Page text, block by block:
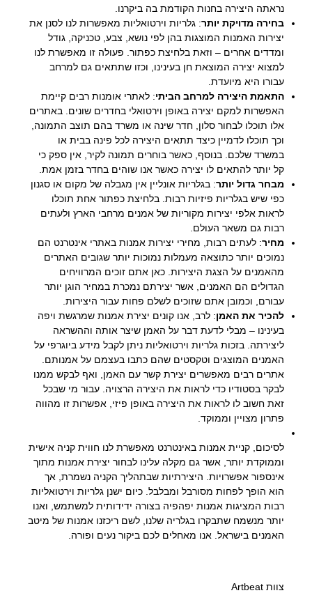
נראתה היצירה בחנות הקודמת בה ביקרנו.
בחירה מדויקת יותר: גלריות וירטואליות מאפשרות לנו לסנן את
יצירות האמנות המוצגות בהן לפי נושא, צבע, טכניקה, גודל
ומדדים אחרים – וזאת בלחיצת כפתור. פעולה זו מאפשרת לנו
למצוא יצירה המוצאת חן בעינינו, וכזו שתתאים גם למרחב
עבורו היא מיועדת.
התאמת היצירה למרחב הביתי: לאתרי אומנות רבים קיימת
האפשרות למקם יצירה באופן וירטואלי בחדרים שונים. באתרים
אלו תוכלו לבחור סלון, חדר שינה או משרד בהם תוצב התמונה,
וכך תוכלו לדמיין כיצד תתאים היצירה לכל פינה בבית או
במשרד שלכם. בנוסף, כאשר בוחרים תמונה לקיר, אין ספק כי
קל יותר להתאים לו יצירה כאשר אנו שוהים בחדר בזמן אמת.
מבחר גדול יותר: בגלריות אונליין אין מגבלה של מקום או סגנון
כפי שיש בגלריות פיזיות רבות. בלחיצת כפתור אחת תוכלו
לראות אלפי יצירות מקוריות של אמנים מרחבי הארץ ולעתים
רבות גם משאר העולם.
מחיר: לעתים רבות, מחירי יצירות אמנות באתרי אינטרנט הם
נמוכים יותר כתוצאה מעמלות נמוכות יותר שגובים האתרים
מהאמנים על הצגת היצירות. כאן אתם זוכים המרוויחים
הגדולים הם האמנים, אשר יצירתם נמכרת במחיר הוגן יותר
עבורם, וכמובן אתם שזוכים לשלם פחות עבור היצירות.
להכיר את האמן: לרב, אנו קונים יצירת אמנות שמרגשת ויפה
בעינינו – מבלי לדעת דבר על האמן שיצר אותה וההשראה
ליצירתה. בזכות גלריות וירטואליות ניתן לקבל מידע ביוגרפי על
האמנים המוצגים וטקסטים שהם כתבו בעצמם על אמנותם.
אתרים רבים מאפשרים יצירת קשר עם האמן, ואף לבקש ממנו
לבקר בסטודיו כדי לראות את היצירה הרצויה. עבור מי שבכל
זאת חשוב לו לראות את היצירה באופן פיזי, אפשרות זו מהווה
פתרון מצויין וממוקד.
לסיכום, קניית אמנות באינטרנט מאפשרת לנו חווית קניה אישית
וממוקדת יותר, אשר גם מקלה עלינו לבחור יצירת אמנות מתוך
אינספור אפשרויות. היצירתיות שבתהליך הקניה נשמרת, אך
הוא הופך לפחות מסורבל ומבלבל. כיום ישנן גלריות וירטואליות
רבות המציגות אמנות יפהפיה בצורה ידידותית למשתמש, ואנו
יותר מנשמח שתבקרו בגלריה שלנו, לשם ריכזנו אמנות של מיטב
האמנים בישראל. אנו מאחלים לכם ביקור נעים ופורה.
צוות Artbeat